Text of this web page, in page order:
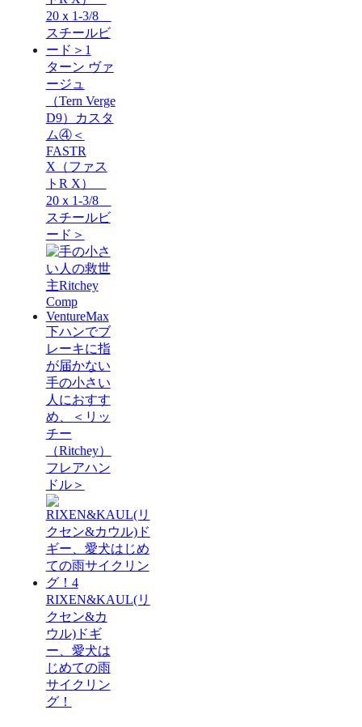
ターン ヴァ
ージュ
（Tern Verge
D9）カスタ
ム④＜
FASTR
X（ファス
トR X）
20ｘ1-3/8
スチールビ
ード＞
下ハンでブ
レーキに指
が届かない
手の小さい
人におすす
め、＜リッ
チー
（Ritchey）
フレアハン
ドル＞
RIXEN&KAUL(リ
クセン&カ
ウル)ドギ
ー、愛犬は
じめての雨
サイクリン
グ！